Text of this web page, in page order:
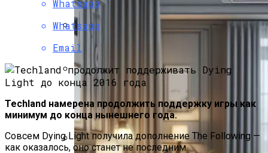
Как Изучать Библию
Мир Зазеркалья
Whatsapp
Whatsapp
Email
Techland намерена продолжить поддержку игры как
минимум до конца нынешнего года.
Совсем Dying Light получила дополнение The Following —
как оказалось, оно станет не последним.